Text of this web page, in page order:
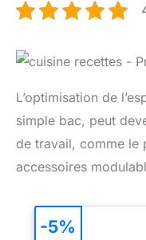
L’optimisation de
simple bac, peut
de travail, comme le
accessoires
-5%